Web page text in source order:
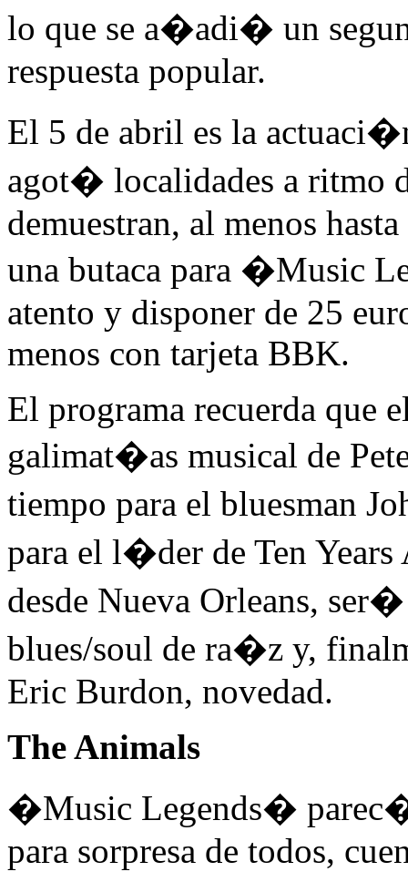
lo que se a�adi� un
respuesta popular.
El 5 de abril es la
agot� localidades a ritmo
demuestran, al menos
una butaca para �Music
atento y disponer de 25
menos con tarjeta BBK.
El programa recuerda que
galimat�as musical de
tiempo para el bluesman
para el l�der de Ten
desde Nueva Orleans,
blues/soul de ra�z y,
Eric Burdon, novedad.
The Animals
�Music Legends�
para sorpresa de todos,